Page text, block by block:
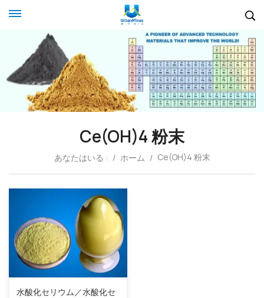
Ce(OH)4 粉末
あなたはいる : / ホーム / Ce(OH)4 粉末
水酸化セリウム／水酸化セ